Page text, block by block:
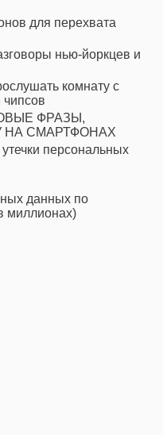
для перехвата
нью-йоркцев и
комнату с
ФРАЗЫ,
СМАРТФОНАХ
персональных
данных по
миллионах)